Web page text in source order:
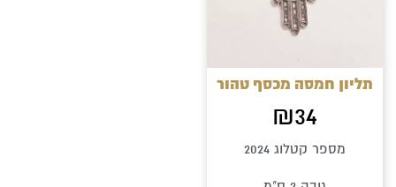
תליון חמסה מכסף טהור
₪34
מספר קטלוג 2024